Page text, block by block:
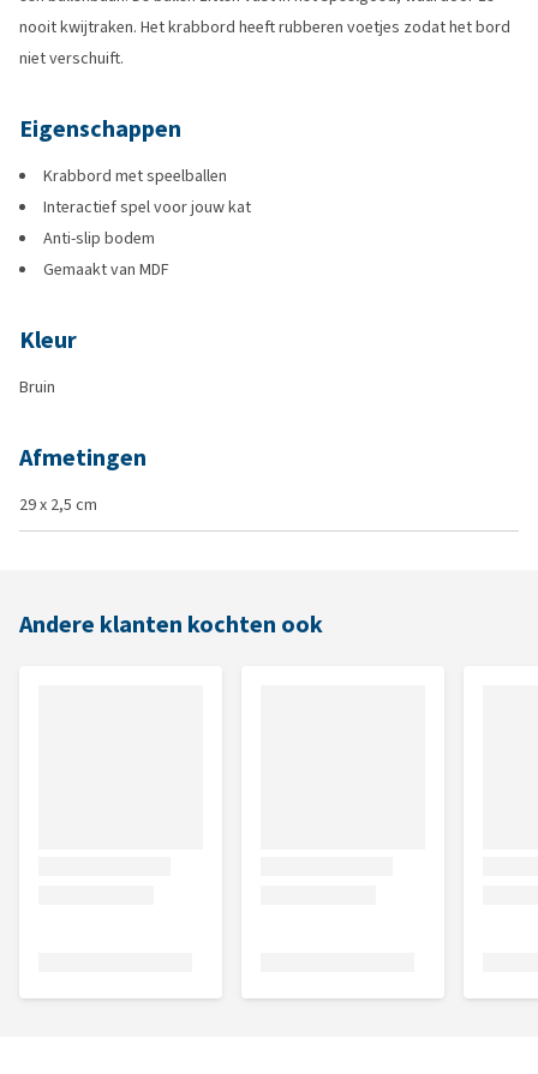
nooit kwijtraken. Het krabbord heeft rubberen voetjes zodat het bord
niet verschuift.
Eigenschappen
Krabbord met speelballen
Interactief spel voor jouw kat
Anti-slip bodem
Gemaakt van MDF
Kleur
Bruin
Afmetingen
29 x 2,5 cm
Andere klanten kochten ook